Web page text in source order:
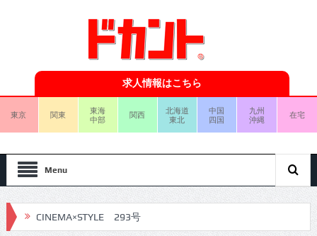
求人情報はこちら
東京 関東
東海
中部
関西
北海道
東北
中国
四国
九州
沖縄
在宅
Menu
CINEMA×STYLE 293号